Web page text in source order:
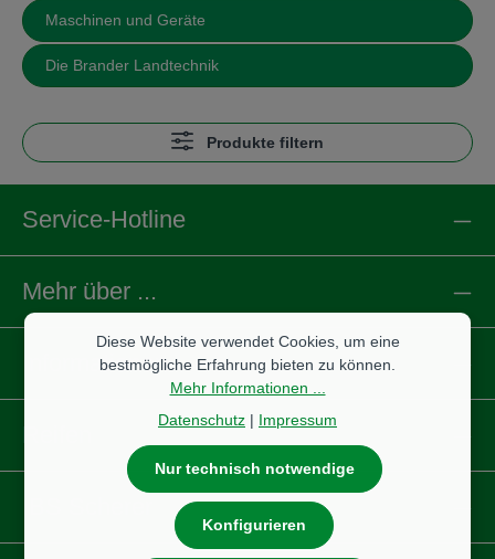
Maschinen und Geräte
Die Brander Landtechnik
Produkte filtern
Service-Hotline
Mehr über ...
Informationen
Diese Website verwendet Cookies, um eine
bestmögliche Erfahrung bieten zu können.
Mehr Informationen ...
Datenschutz | Impressum
Nur technisch notwendige
Konfigurieren